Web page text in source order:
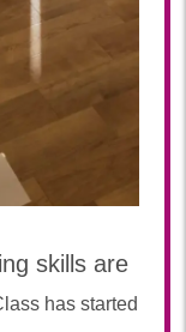
skills are
has started